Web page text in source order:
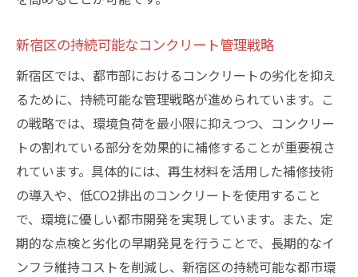
新宿区の持続可能なコンクリート管理戦略
新宿区では、都市部におけるコンクリートの劣化を抑え
るために、持続可能な管理戦略が進められています。こ
の戦略では、環境負荷を最小限に抑えつつ、コンクリー
トの割れている部分を効果的に補修することが重要視さ
れています。具体的には、再生材料を活用した補修技術
の導入や、低CO2排出のコンクリートを使用すること
で、環境に優しい都市開発を実現しています。また、定
期的な点検と劣化の早期発見を行うことで、長期的なイ
ンフラ維持コストを削減し、新宿区の持続可能な都市環